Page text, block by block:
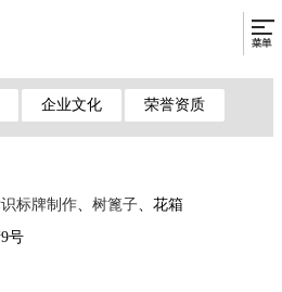
企业文化 荣誉资质
标牌制作、 树篦子、花箱
号